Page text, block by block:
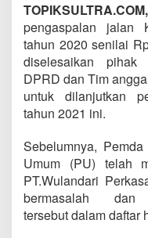
pengaspalan jalan
tahun 2020 senilai
diselesaikan pihak
DPRD dan Tim
untuk dilanjutkan
tahun 2021 ini.
Sebelumnya,
Umum (PU) telah
PT.Wulandari
bermasalah dan
tersebut dalam daftar